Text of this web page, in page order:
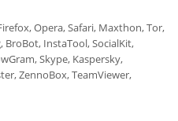
Opera, Safari, Maxthon, Tor,
BroBot, InstaTool, SocialKit,
Skype, Kaspersky,
ZennoBox, TeamViewer,